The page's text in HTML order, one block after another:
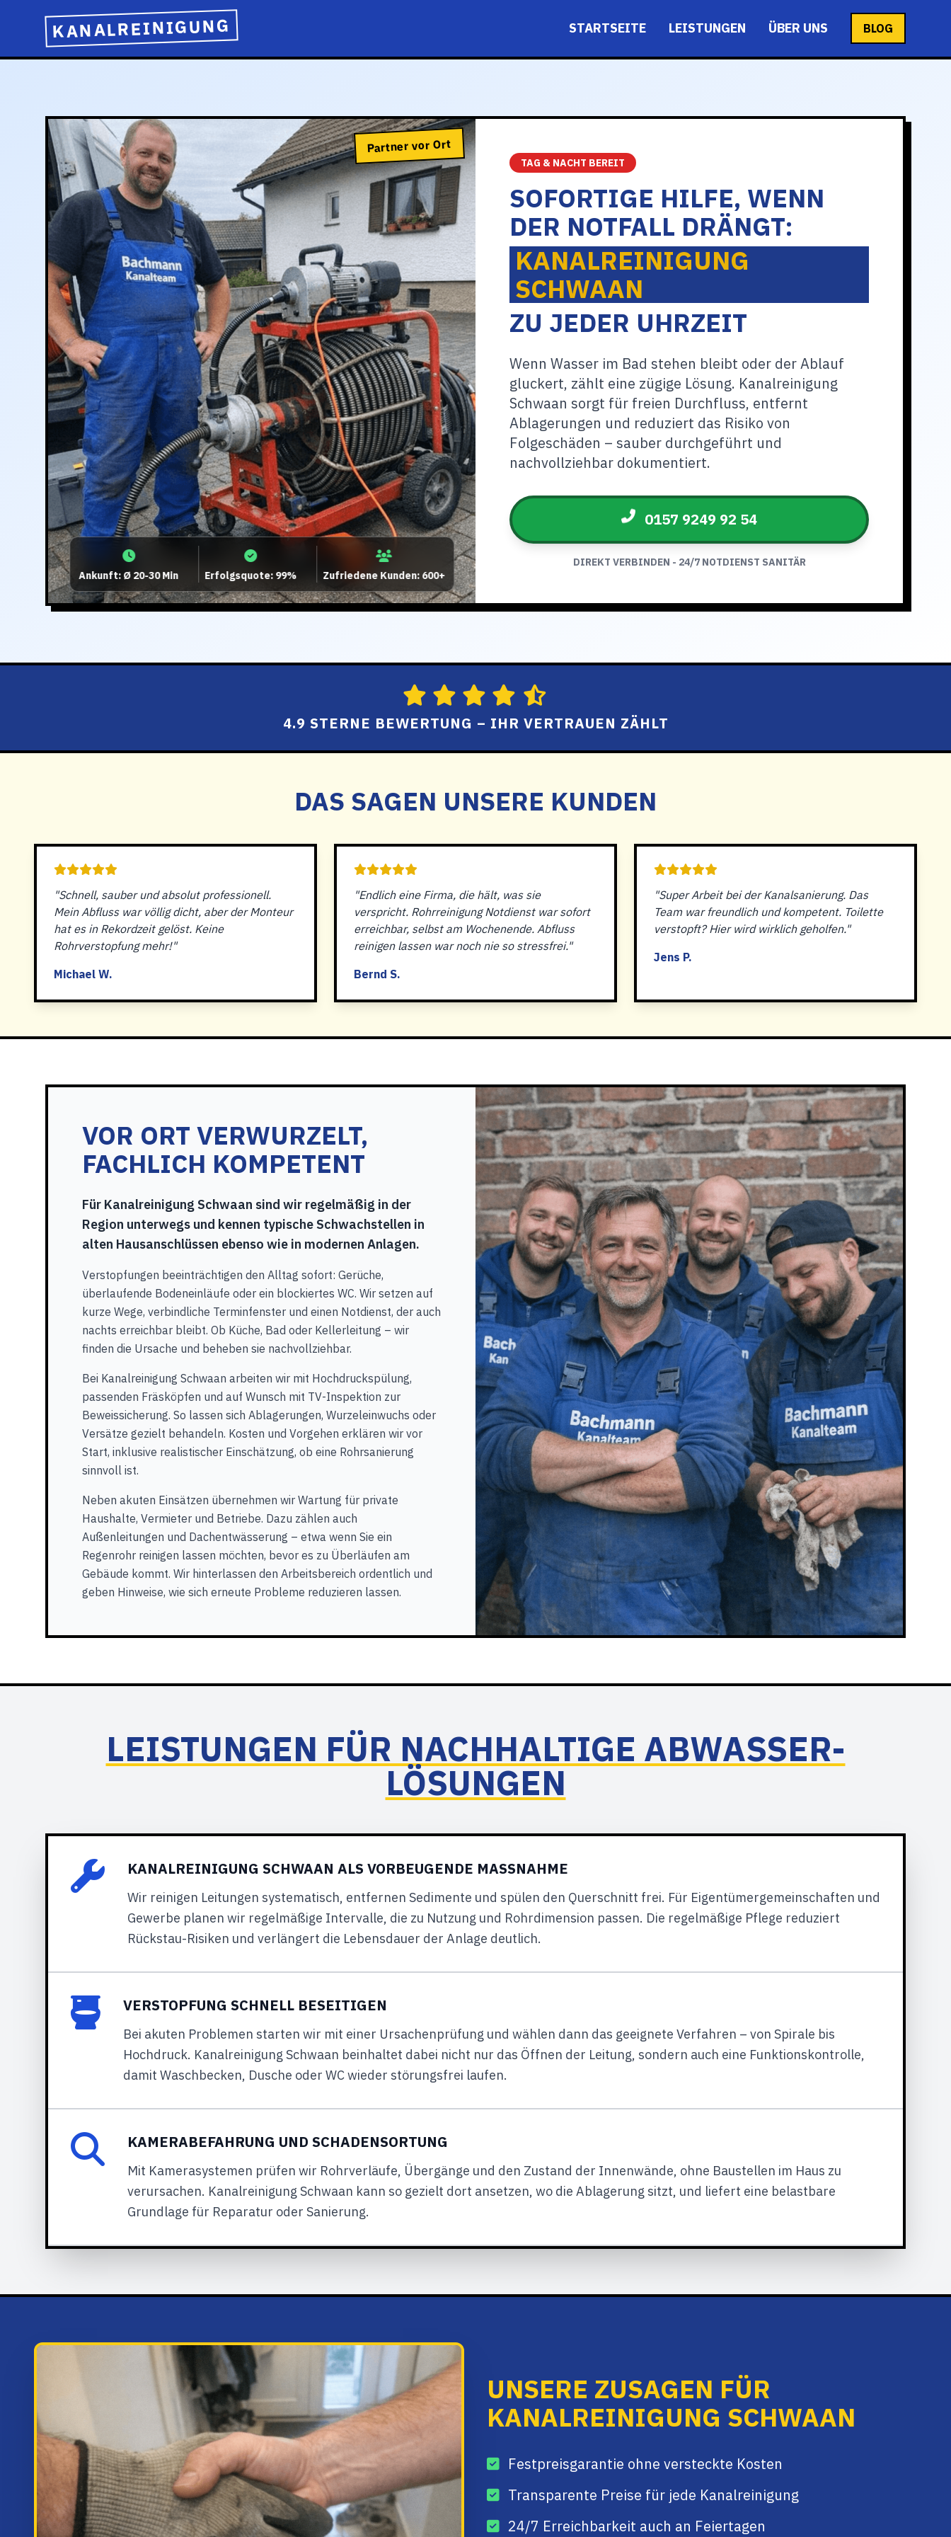
KANALREINIGUNG STARTSEITE LEISTUNGEN ÜBER UNS BLOG
Partner vor Ort
Ankunft: Ø 20-30 Min Erfolgsquote: 99% Zufriedene Kunden: 600+
TAG & NACHT BEREIT
SOFORTIGE HILFE, WENN
DER NOTFALL DRÄNGT:
KANALREINIGUNG
SCHWAAN
ZU JEDER UHRZEIT
Wenn Wasser im Bad stehen bleibt oder der Ablauf
gluckert, zählt eine zügige Lösung. Kanalreinigung
Schwaan sorgt für freien Durchfluss, entfernt
Ablagerungen und reduziert das Risiko von
Folgeschäden – sauber durchgeführt und
nachvollziehbar dokumentiert.
0157 9249 92 54
DIREKT VERBINDEN - 24/7 NOTDIENST SANITÄR
4.9 STERNE BEWERTUNG – IHR VERTRAUEN ZÄHLT
DAS SAGEN UNSERE KUNDEN
"Schnell, sauber und absolut professionell.
Mein Abfluss war völlig dicht, aber der Monteur
hat es in Rekordzeit gelöst. Keine
Rohrverstopfung mehr!"
Michael W.
"Endlich eine Firma, die hält, was sie
verspricht. Rohrreinigung Notdienst war sofort
erreichbar, selbst am Wochenende. Abfluss
reinigen lassen war noch nie so stressfrei."
Bernd S.
"Super Arbeit bei der Kanalsanierung. Das
Team war freundlich und kompetent. Toilette
verstopft? Hier wird wirklich geholfen."
Jens P.
VOR ORT VERWURZELT,
FACHLICH KOMPETENT
Für Kanalreinigung Schwaan sind wir regelmäßig in der
Region unterwegs und kennen typische Schwachstellen in
alten Hausanschlüssen ebenso wie in modernen Anlagen.
Verstopfungen beeinträchtigen den Alltag sofort: Gerüche,
überlaufende Bodeneinläufe oder ein blockiertes WC. Wir setzen auf
kurze Wege, verbindliche Terminfenster und einen Notdienst, der auch
nachts erreichbar bleibt. Ob Küche, Bad oder Kellerleitung – wir
finden die Ursache und beheben sie nachvollziehbar.
Bei Kanalreinigung Schwaan arbeiten wir mit Hochdruckspülung,
passenden Fräsköpfen und auf Wunsch mit TV-Inspektion zur
Beweissicherung. So lassen sich Ablagerungen, Wurzeleinwuchs oder
Versätze gezielt behandeln. Kosten und Vorgehen erklären wir vor
Start, inklusive realistischer Einschätzung, ob eine Rohrsanierung
sinnvoll ist.
Neben akuten Einsätzen übernehmen wir Wartung für private
Haushalte, Vermieter und Betriebe. Dazu zählen auch
Außenleitungen und Dachentwässerung – etwa wenn Sie ein
Regenrohr reinigen lassen möchten, bevor es zu Überläufen am
Gebäude kommt. Wir hinterlassen den Arbeitsbereich ordentlich und
geben Hinweise, wie sich erneute Probleme reduzieren lassen.
LEISTUNGEN FÜR NACHHALTIGE ABWASSER-
LÖSUNGEN
KANALREINIGUNG SCHWAAN ALS VORBEUGENDE MASSNAHME
Wir reinigen Leitungen systematisch, entfernen Sedimente und spülen den Querschnitt frei. Für Eigentümergemeinschaften und
Gewerbe planen wir regelmäßige Intervalle, die zu Nutzung und Rohrdimension passen. Die regelmäßige Pflege reduziert
Rückstau-Risiken und verlängert die Lebensdauer der Anlage deutlich.
VERSTOPFUNG SCHNELL BESEITIGEN
Bei akuten Problemen starten wir mit einer Ursachenprüfung und wählen dann das geeignete Verfahren – von Spirale bis
Hochdruck. Kanalreinigung Schwaan beinhaltet dabei nicht nur das Öffnen der Leitung, sondern auch eine Funktionskontrolle,
damit Waschbecken, Dusche oder WC wieder störungsfrei laufen.
KAMERABEFAHRUNG UND SCHADENSORTUNG
Mit Kamerasystemen prüfen wir Rohrverläufe, Übergänge und den Zustand der Innenwände, ohne Baustellen im Haus zu
verursachen. Kanalreinigung Schwaan kann so gezielt dort ansetzen, wo die Ablagerung sitzt, und liefert eine belastbare
Grundlage für Reparatur oder Sanierung.
UNSERE ZUSAGEN FÜR
KANALREINIGUNG SCHWAAN
Festpreisgarantie ohne versteckte Kosten
Transparente Preise für jede Kanalreinigung
24/7 Erreichbarkeit auch an Feiertagen